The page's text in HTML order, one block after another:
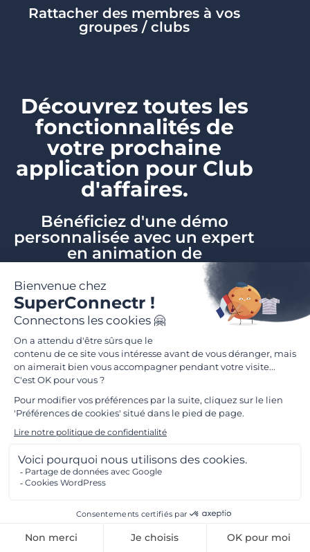
Rattacher des membres à vos
groupes / clubs
Découvrez toutes les
fonctionnalités de
votre prochaine
application pour Club
d'affaires.
Bénéficiez d'une démo
personnalisée avec un expert
en animation de
Demander une démo
Passez à l'étape
supérieure...
FR